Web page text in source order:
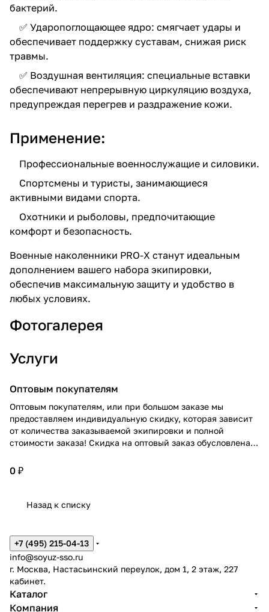
бактерий.
✅ Ударопоглощающее ядро: смягчает удары и
обеспечивает поддержку суставам, снижая риск
травмы.
✅ Воздушная вентиляция: специальные вставки
обеспечивают непрерывную циркуляцию воздуха,
предупреждая перегрев и раздражение кожи.
Применение:
Профессиональные военнослужащие и силовики.
Спортсмены и туристы, занимающиеся
активными видами спорта.
Охотники и рыболовы, предпочитающие
комфорт и безопасность.
Военные наколенники PRO-X станут идеальным
дополнением вашего набора экипировки,
обеспечив максимальную защиту и удобство в
любых условиях.
Фотогалерея
Услуги
Оптовым покупателям
Оптовым покупателям, или при большом заказе мы
предоставляем индивидуальную скидку, которая зависит
от количества заказываемой экипировки и полной
стоимости заказа! Скидка на оптовый заказ обусловлена
персональный менеджер по Вашему заказу!
0 ₽
Назад к списку
+7 (495) 215-04-13
info@soyuz-sso.ru
г. Москва, Настасьинский переулок, дом 1, 2 этаж, 227
кабинет.
Каталог
Компания